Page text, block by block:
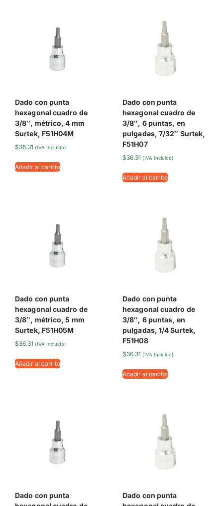
Dado con punta
hexagonal cuadro de
3/8″, métrico, 4 mm
Surtek, F51H04M
$36.31 (IVA Incluido)
Añadir al carrito
Dado con punta
hexagonal cuadro de
3/8″, 6 puntas, en
pulgadas, 7/32″ Surtek,
F51H07
$36.31 (IVA Incluido)
Añadir al carrito
Dado con punta
hexagonal cuadro de
3/8″, métrico, 5 mm
Surtek, F51H05M
$36.31 (IVA Incluido)
Añadir al carrito
Dado con punta
hexagonal cuadro de
3/8″, 6 puntas, en
pulgadas, 1/4 Surtek,
F51H08
$36.31 (IVA Incluido)
Añadir al carrito
Dado con punta
Dado con punta